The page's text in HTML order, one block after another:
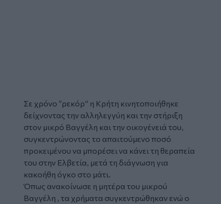
Σε χρόνο “ρεκόρ” η Κρήτη κινητοποιήθηκε
δείχνοντας την αλληλεγγύη και την στήριξη
στον μικρό Βαγγέλη και την οικογένειά του,
συγκεντρώνοντας το απαιτούμενο ποσό
προκειμένου να μπορέσει να κάνει τη θεραπεία
του στην Ελβετία, μετά τη διάγνωση για
κακοήθη όγκο στο μάτι.
Όπως ανακοίνωσε η μητέρα του μικρού
Βαγγέλη , τα χρήματα συγκεντρώθηκαν ενώ ο